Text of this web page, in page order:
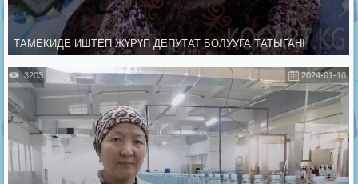
ТАМЕКИДЕ ИШТЕП ЖҮРҮП ДЕПУТАТ БОЛУУГА ТАТЫГАН!
2024-01-10
3203